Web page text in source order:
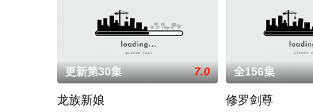
更新第30集 7.0
龙族新娘
全156集
修罗剑尊